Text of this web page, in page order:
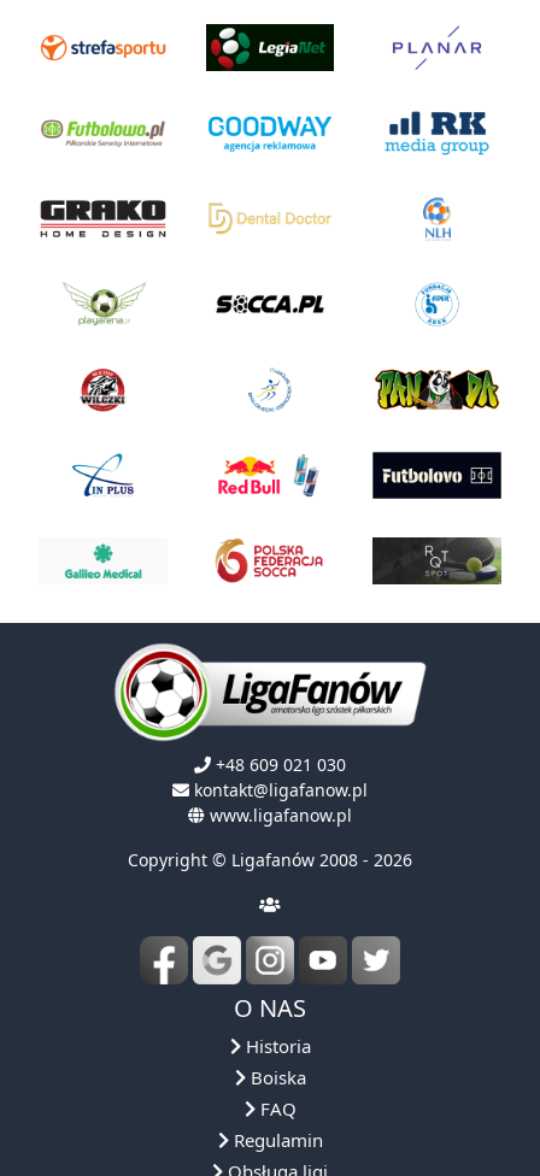
+48 609 021 030
kontakt@ligafanow.pl
www.ligafanow.pl
Copyright © Ligafanów 2008 - 2026
O NAS
Boiska
FAQ
Regulamin